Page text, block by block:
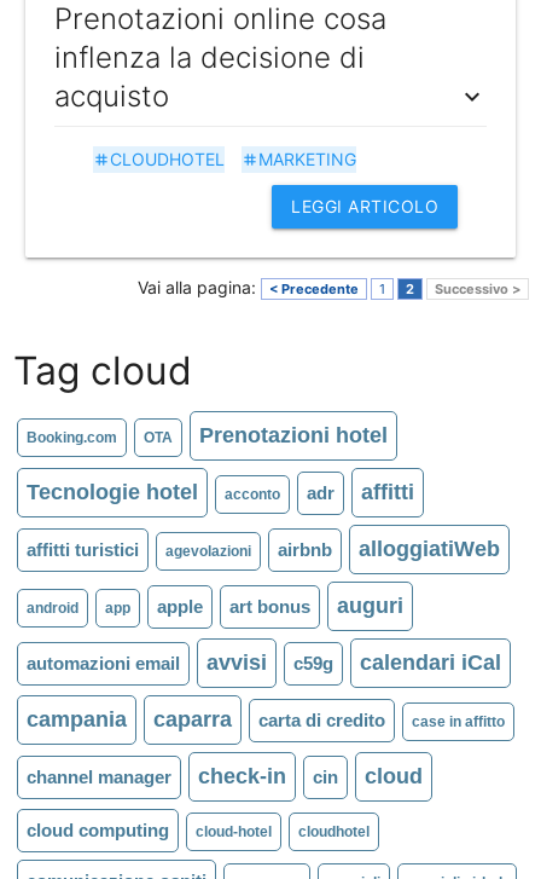
Prenotazioni online cosa
inflenza la decisione di
acquisto
expand_more
tag MARKETING
tag CLOUDHOTEL
LEGGI ARTICOLO
Vai alla pagina: < Precedente 1 2 Successivo >
Tag cloud
Booking.com OTA Prenotazioni hotel
Tecnologie hotel acconto adr affitti
affitti turistici agevolazioni airbnb alloggiatiWeb
android app apple art bonus auguri
automazioni email avvisi c59g calendari iCal
campania caparra carta di credito case in affitto
channel manager check-in cin cloud
cloud computing cloud-hotel cloudhotel